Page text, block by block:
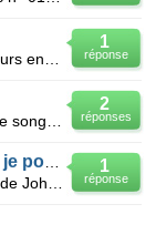
1
réponse
2
réponses
1
réponse